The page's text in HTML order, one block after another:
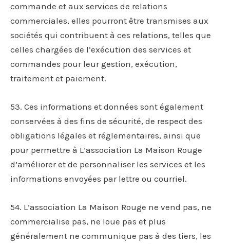
commande et aux services de relations
commerciales, elles pourront être transmises aux
sociétés qui contribuent à ces relations, telles que
celles chargées de l’exécution des services et
commandes pour leur gestion, exécution,
traitement et paiement.
53. Ces informations et données sont également
conservées à des fins de sécurité, de respect des
obligations légales et réglementaires, ainsi que
pour permettre à L’association La Maison Rouge
d’améliorer et de personnaliser les services et les
informations envoyées par lettre ou courriel.
54. L’association La Maison Rouge ne vend pas, ne
commercialise pas, ne loue pas et plus
généralement ne communique pas à des tiers, les